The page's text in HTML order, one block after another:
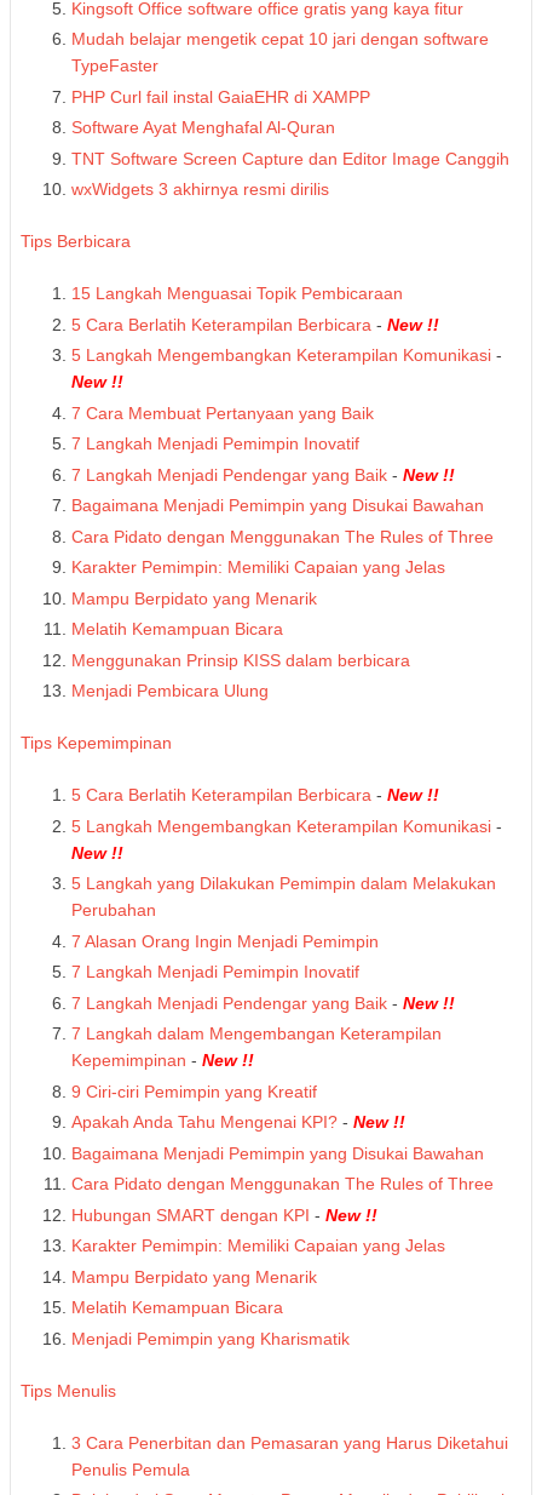
Kingsoft Office software office gratis yang kaya fitur
Mudah belajar mengetik cepat 10 jari dengan software
TypeFaster
PHP Curl fail instal GaiaEHR di XAMPP
Software Ayat Menghafal Al-Quran
TNT Software Screen Capture dan Editor Image Canggih
wxWidgets 3 akhirnya resmi dirilis
Tips Berbicara
15 Langkah Menguasai Topik Pembicaraan
5 Cara Berlatih Keterampilan Berbicara - New !!
5 Langkah Mengembangkan Keterampilan Komunikasi -
New !!
7 Cara Membuat Pertanyaan yang Baik
7 Langkah Menjadi Pemimpin Inovatif
7 Langkah Menjadi Pendengar yang Baik - New !!
Bagaimana Menjadi Pemimpin yang Disukai Bawahan
Cara Pidato dengan Menggunakan The Rules of Three
Karakter Pemimpin: Memiliki Capaian yang Jelas
Mampu Berpidato yang Menarik
Melatih Kemampuan Bicara
Menggunakan Prinsip KISS dalam berbicara
Menjadi Pembicara Ulung
Tips Kepemimpinan
5 Cara Berlatih Keterampilan Berbicara - New !!
5 Langkah Mengembangkan Keterampilan Komunikasi -
New !!
5 Langkah yang Dilakukan Pemimpin dalam Melakukan
Perubahan
7 Alasan Orang Ingin Menjadi Pemimpin
7 Langkah Menjadi Pemimpin Inovatif
7 Langkah Menjadi Pendengar yang Baik - New !!
7 Langkah dalam Mengembangan Keterampilan
Kepemimpinan - New !!
9 Ciri-ciri Pemimpin yang Kreatif
Apakah Anda Tahu Mengenai KPI? - New !!
Bagaimana Menjadi Pemimpin yang Disukai Bawahan
Cara Pidato dengan Menggunakan The Rules of Three
Hubungan SMART dengan KPI - New !!
Karakter Pemimpin: Memiliki Capaian yang Jelas
Mampu Berpidato yang Menarik
Melatih Kemampuan Bicara
Menjadi Pemimpin yang Kharismatik
Tips Menulis
3 Cara Penerbitan dan Pemasaran yang Harus Diketahui
Penulis Pemula